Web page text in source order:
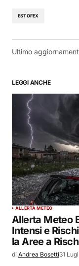
ESTOFEX
Ultimo
LEGGI ANCHE
ALLERTA METEO
Allerta Meteo
Intensi e
la Aree a
di Andrea Bosetti31